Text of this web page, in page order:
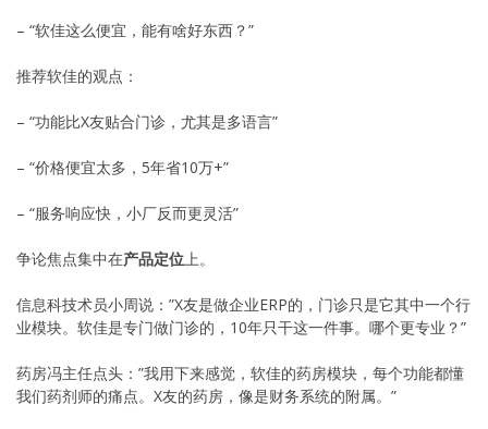
– “软佳这么便宜，能有啥好东西？”
推荐软佳的观点：
– “功能比X友贴合门诊，尤其是多语言”
– “价格便宜太多，5年省10万+”
– “服务响应快，小厂反而更灵活”
争论焦点集中在产品定位上。
信息科技术员小周说：”X友是做企业ERP的，门诊只是它其中一个行
业模块。软佳是专门做门诊的，10年只干这一件事。哪个更专业？”
药房冯主任点头：”我用下来感觉，软佳的药房模块，每个功能都懂
我们药剂师的痛点。X友的药房，像是财务系统的附属。”